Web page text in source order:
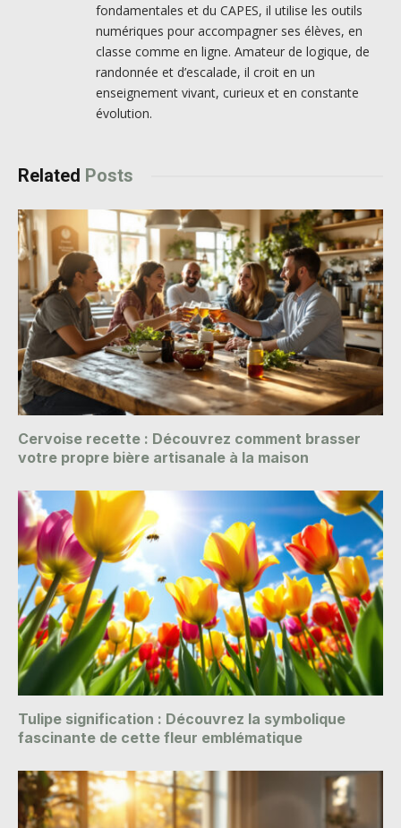
fondamentales et du CAPES, il utilise les outils
numériques pour accompagner ses élèves, en
classe comme en ligne. Amateur de logique, de
randonnée et d’escalade, il croit en un
enseignement vivant, curieux et en constante
évolution.
Related Posts
Cervoise recette : Découvrez comment brasser
votre propre bière artisanale à la maison
Tulipe signification : Découvrez la symbolique
fascinante de cette fleur emblématique